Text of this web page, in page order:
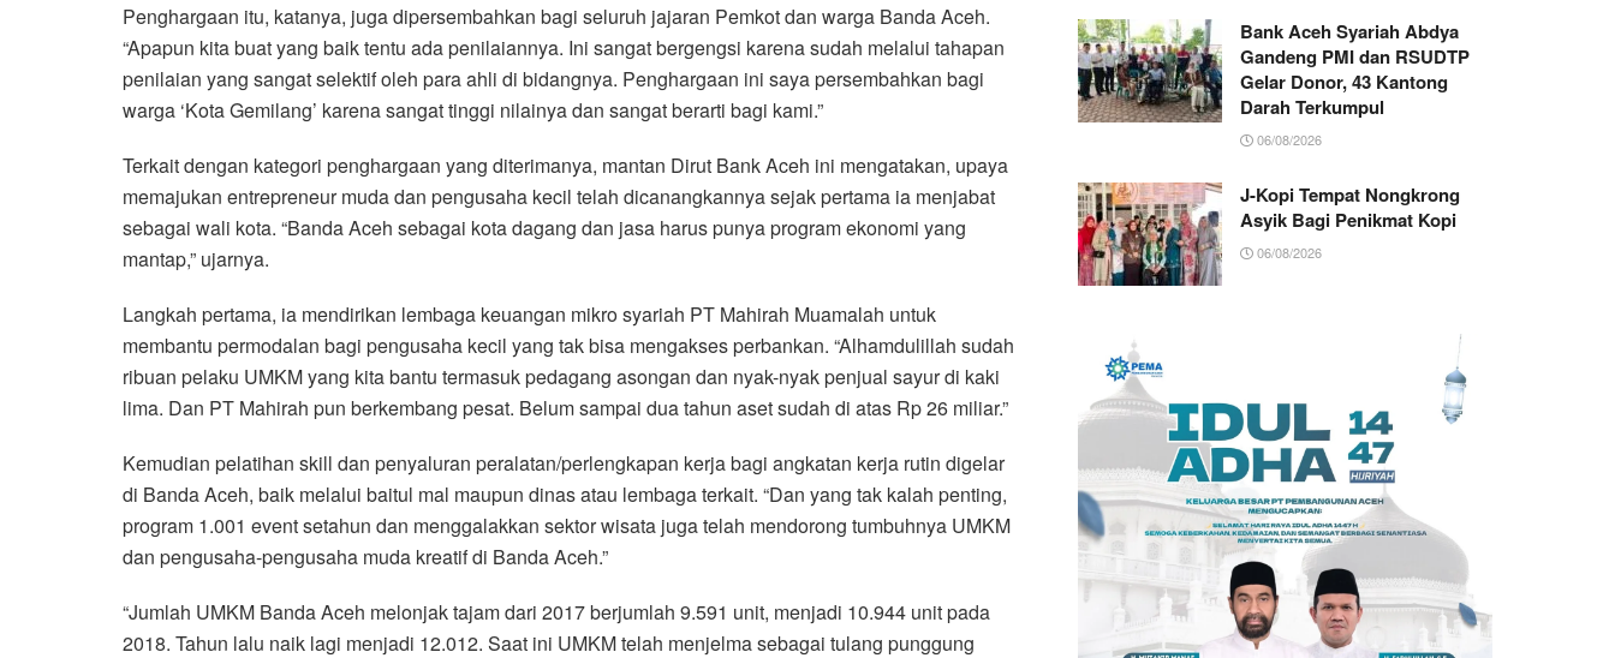
Penghargaan itu, katanya, juga dipersembahkan bagi seluruh jajaran Pemkot dan warga Banda Aceh.
“Apapun kita buat yang baik tentu ada penilaiannya. Ini sangat bergengsi karena sudah melalui tahapan
penilaian yang sangat selektif oleh para ahli di bidangnya. Penghargaan ini saya persembahkan bagi
warga ‘Kota Gemilang’ karena sangat tinggi nilainya dan sangat berarti bagi kami.”
Terkait dengan kategori penghargaan yang diterimanya, mantan Dirut Bank Aceh ini mengatakan, upaya
memajukan entrepreneur muda dan pengusaha kecil telah dicanangkannya sejak pertama ia menjabat
sebagai wali kota. “Banda Aceh sebagai kota dagang dan jasa harus punya program ekonomi yang
mantap,” ujarnya.
Langkah pertama, ia mendirikan lembaga keuangan mikro syariah PT Mahirah Muamalah untuk
membantu permodalan bagi pengusaha kecil yang tak bisa mengakses perbankan. “Alhamdulillah sudah
ribuan pelaku UMKM yang kita bantu termasuk pedagang asongan dan nyak-nyak penjual sayur di kaki
lima. Dan PT Mahirah pun berkembang pesat. Belum sampai dua tahun aset sudah di atas Rp 26 miliar.”
Kemudian pelatihan skill dan penyaluran peralatan/perlengkapan kerja bagi angkatan kerja rutin digelar
di Banda Aceh, baik melalui baitul mal maupun dinas atau lembaga terkait. “Dan yang tak kalah penting,
program 1.001 event setahun dan menggalakkan sektor wisata juga telah mendorong tumbuhnya UMKM
dan pengusaha-pengusaha muda kreatif di Banda Aceh.”
“Jumlah UMKM Banda Aceh melonjak tajam dari 2017 berjumlah 9.591 unit, menjadi 10.944 unit pada
2018. Tahun lalu naik lagi menjadi 12.012. Saat ini UMKM telah menjelma sebagai tulang punggung
Bank Aceh Syariah Abdya
Gandeng PMI dan RSUDTP
Gelar Donor, 43 Kantong
Darah Terkumpul
06/08/2026
J-Kopi Tempat Nongkrong
Asyik Bagi Penikmat Kopi
06/08/2026